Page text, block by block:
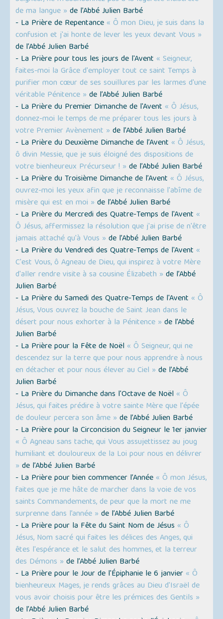
de ma langue » de l’Abbé Julien Barbé
- La Prière de Repentance « Ô mon Dieu, je suis dans la
confusion et j'ai honte de lever les yeux devant Vous »
de l’Abbé Julien Barbé
- La Prière pour tous les jours de l'Avent « Seigneur,
faites-moi la Grâce d'employer tout ce saint Temps à
purifier mon cœur de ses souillures par les larmes d'une
véritable Pénitence » de l’Abbé Julien Barbé
- La Prière du Premier Dimanche de l'Avent « Ô Jésus,
donnez-moi le temps de me préparer tous les jours à
votre Premier Avènement » de l’Abbé Julien Barbé
- La Prière du Deuxième Dimanche de l’Avent « Ô Jésus,
ô divin Messie, que je suis éloigné des dispositions de
votre bienheureux Précurseur ! » de l’Abbé Julien Barbé
- La Prière du Troisième Dimanche de l’Avent « Ô Jésus,
ouvrez-moi les yeux afin que je reconnaisse l'abîme de
misère qui est en moi » de l’Abbé Julien Barbé
- La Prière du Mercredi des Quatre-Temps de l'Avent «
Ô Jésus, affermissez la résolution que j'ai prise de n'être
jamais attaché qu'à Vous » de l’Abbé Julien Barbé
- La Prière du Vendredi des Quatre-Temps de l'Avent «
C'est Vous, ô Agneau de Dieu, qui inspirez à votre Mère
d'aller rendre visite à sa cousine Élizabeth » de l’Abbé
Julien Barbé
- La Prière du Samedi des Quatre-Temps de l'Avent « Ô
Jésus, Vous ouvrez la bouche de Saint Jean dans le
désert pour nous exhorter à la Pénitence » de l’Abbé
Julien Barbé
- La Prière pour la Fête de Noël « Ô Seigneur, qui ne
descendez sur la terre que pour nous apprendre à nous
en détacher et pour nous élever au Ciel » de l’Abbé
Julien Barbé
- La Prière du Dimanche dans l'Octave de Noël « Ô
Jésus, qui faites prédire à votre sainte Mère que l'épée
de douleur percera son âme » de l’Abbé Julien Barbé
- La Prière pour la Circoncision du Seigneur le 1er janvier
« Ô Agneau sans tache, qui Vous assujettissez au joug
humiliant et douloureux de la Loi pour nous en délivrer
» de l’Abbé Julien Barbé
- La Prière pour bien commencer l’Année « Ô mon Jésus,
faites que je me hâte de marcher dans la voie de vos
saints Commandements, de peur que la mort ne me
surprenne dans l’année » de l’Abbé Julien Barbé
- La Prière pour la Fête du Saint Nom de Jésus « Ô
Jésus, Nom sacré qui faites les délices des Anges, qui
êtes l'espérance et le salut des hommes, et la terreur
des Démons » de l’Abbé Julien Barbé
- La Prière pour le Jour de l'Épiphanie le 6 janvier « Ô
bienheureux Mages, je rends grâces au Dieu d'Israël de
vous avoir choisis pour être les prémices des Gentils »
de l’Abbé Julien Barbé